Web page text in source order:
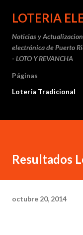
Ir
LOTERIA
Noticias y
electrónica de Puerto
- LOTO Y REVANCHA
Páginas
Lotería Tradicional
Resultados
octubre 20, 2014